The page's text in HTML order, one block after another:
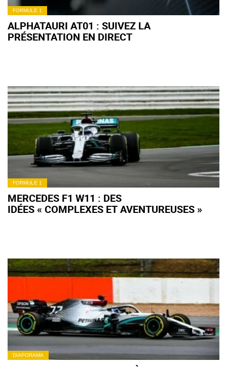
FORMULE 1
ALPHATAURI AT01 : SUIVEZ LA
PRÉSENTATION EN DIRECT
FORMULE 1
MERCEDES F1 W11 : DES
IDÉES « COMPLEXES ET AVENTUREUSES »
DIAPORAMA